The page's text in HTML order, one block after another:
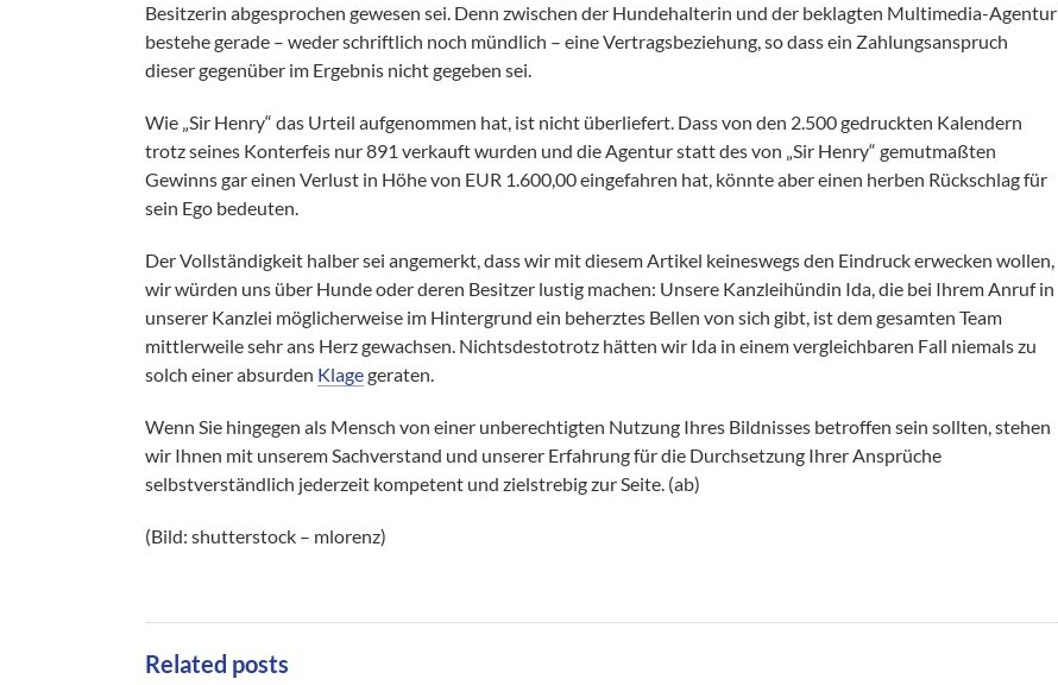
Besitzerin abgesprochen gewesen sei. Denn zwischen der Hundehalterin und der beklagten Multimedia-Agentur
bestehe gerade – weder schriftlich noch mündlich – eine Vertragsbeziehung, so dass ein Zahlungsanspruch
dieser gegenüber im Ergebnis nicht gegeben sei.
Wie „Sir Henry“ das Urteil aufgenommen hat, ist nicht überliefert. Dass von den 2.500 gedruckten Kalendern
trotz seines Konterfeis nur 891 verkauft wurden und die Agentur statt des von „Sir Henry“ gemutmaßten
Gewinns gar einen Verlust in Höhe von EUR 1.600,00 eingefahren hat, könnte aber einen herben Rückschlag für
sein Ego bedeuten.
Der Vollständigkeit halber sei angemerkt, dass wir mit diesem Artikel keineswegs den Eindruck erwecken wollen,
wir würden uns über Hunde oder deren Besitzer lustig machen: Unsere Kanzleihündin Ida, die bei Ihrem Anruf in
unserer Kanzlei möglicherweise im Hintergrund ein beherztes Bellen von sich gibt, ist dem gesamten Team
mittlerweile sehr ans Herz gewachsen. Nichtsdestotrotz hätten wir Ida in einem vergleichbaren Fall niemals zu
solch einer absurden Klagegeraten.
Wenn Sie hingegen als Mensch von einer unberechtigten Nutzung Ihres Bildnisses betroffen sein sollten, stehen
wir Ihnen mit unserem Sachverstand und unserer Erfahrung für die Durchsetzung Ihrer Ansprüche
selbstverständlich jederzeit kompetent und zielstrebig zur Seite. (ab)
(Bild: shutterstock – mlorenz)
Related posts